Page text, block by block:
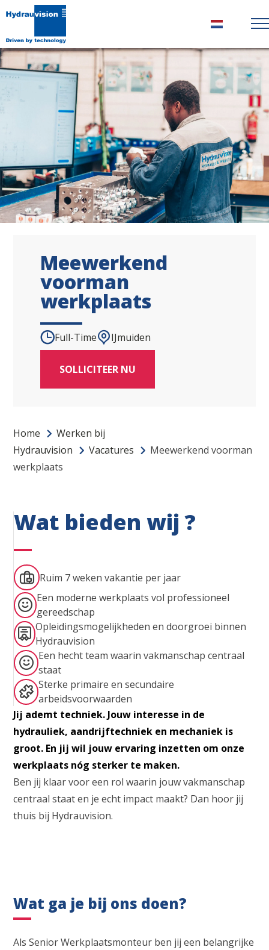
Nederlands
Meewerkend
voorman
werkplaats
Full-Time IJmuiden
SOLLICITEER NU
Home
Werken bij
Hydrauvision
Vacatures
Meewerkend voorman
werkplaats
Wat bieden wij ?
Ruim 7 weken vakantie per jaar
Een moderne werkplaats vol professioneel
gereedschap
Opleidingsmogelijkheden en doorgroei binnen
Hydrauvision
Een hecht team waarin vakmanschap centraal
staat
Sterke primaire en secundaire
arbeidsvoorwaarden
Jij ademt techniek. Jouw interesse in de
hydrauliek, aandrijftechniek en mechaniek is
groot. En jij wil jouw ervaring inzetten om onze
werkplaats nóg sterker te maken.
Ben jij klaar voor een rol waarin jouw vakmanschap
centraal staat en je echt impact maakt? Dan hoor jij
thuis bij Hydrauvision.
Wat ga je bij ons doen?
Als Senior Werkplaatsmonteur ben jij een belangrijke